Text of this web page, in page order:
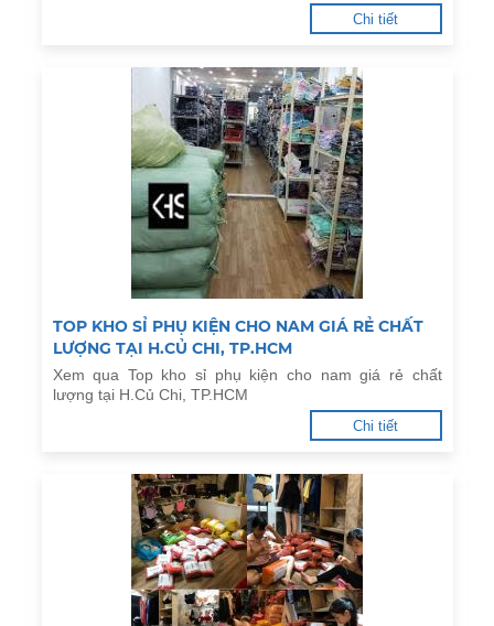
Chi tiết
TOP KHO SỈ PHỤ KIỆN CHO NAM GIÁ RẺ CHẤT
LƯỢNG TẠI H.CỦ CHI, TP.HCM
Xem qua Top kho sỉ phụ kiện cho nam giá rẻ chất
lượng tại H.Củ Chi, TP.HCM
Chi tiết